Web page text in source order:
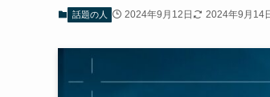
話題の人 2024年9月12日 2024年9月14